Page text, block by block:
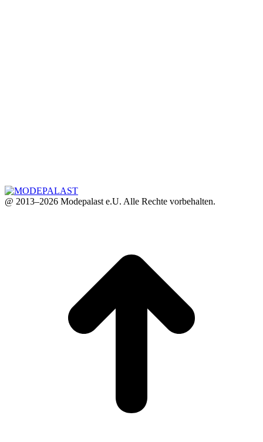
@ 2013–2026 Modepalast e.U. Alle Rechte vorbehalten.